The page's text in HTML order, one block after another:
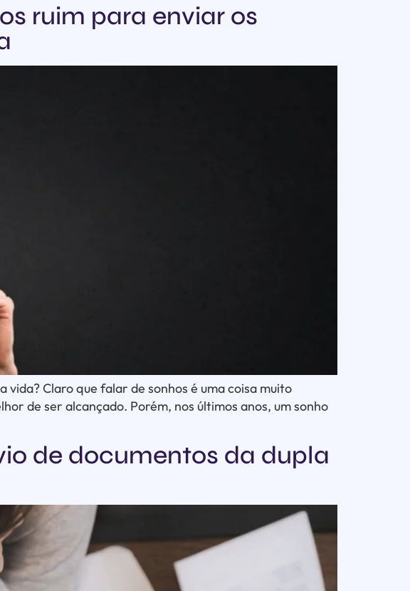
ruim para enviar os
vida? Claro que falar de sonhos é uma coisa muito
de ser alcançado. Porém, nos últimos anos, um sonho
de documentos da dupla